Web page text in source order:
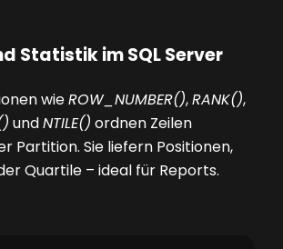
Statistik im SQL Server
wieROW_NUMBER(),RANK(),
undNTILE() ordnen Zeilen
Partition. Sie liefern Positionen,
Quartile – ideal für Reports.